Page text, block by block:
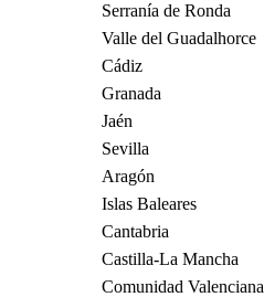
Serranía de Ronda
Valle del Guadalhorce
Cádiz
Granada
Jaén
Sevilla
Aragón
Islas Baleares
Cantabria
Castilla-La Mancha
Comunidad Valenciana